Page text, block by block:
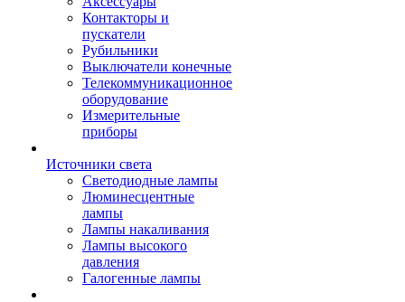
Контакторы и
пускатели
Рубильники
Выключатели конечные
Телекоммуникационное
оборудование
Измерительные
приборы
Источники света
Светодиодные лампы
Люминесцентные
лампы
Лампы накаливания
Лампы высокого
давления
Галогенные лампы